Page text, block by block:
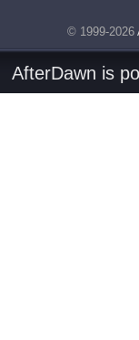
© 1999-2026
AfterDawn is